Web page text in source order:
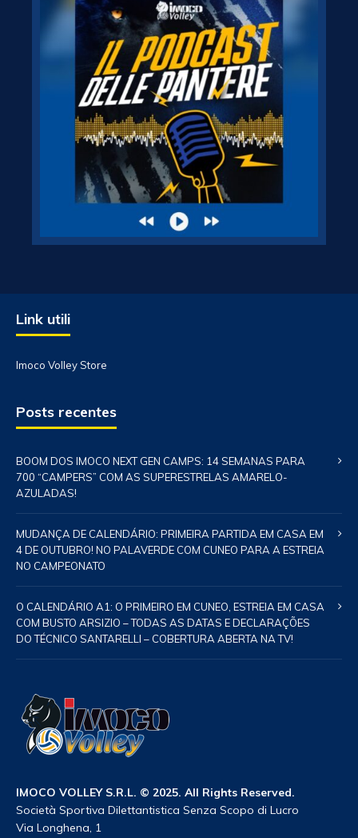
Link utili
Imoco Volley Store
Posts recentes
BOOM DOS IMOCO NEXT GEN CAMPS: 14 SEMANAS PARA
700 “CAMPERS” COM AS SUPERESTRELAS AMARELO-
AZULADAS!
MUDANÇA DE CALENDÁRIO: PRIMEIRA PARTIDA EM CASA EM
4 DE OUTUBRO! NO PALAVERDE COM CUNEO PARA A ESTREIA
NO CAMPEONATO
O CALENDÁRIO A1: O PRIMEIRO EM CUNEO, ESTREIA EM CASA
COM BUSTO ARSIZIO – TODAS AS DATAS E DECLARAÇÕES
DO TÉCNICO SANTARELLI – COBERTURA ABERTA NA TV!
IMOCO VOLLEY S.R.L. © 2025. All Rights Reserved.
Società Sportiva Dilettantistica Senza Scopo di Lucro
Via Longhena, 1